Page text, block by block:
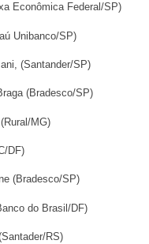
Econômica Federal/SP)
Unibanco/SP)
(Santander/SP)
(Bradesco/SP)
MG)
DF)
(Bradesco/SP)
do Brasil/DF)
RS)